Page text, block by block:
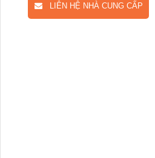
LIÊN HỆ NHÀ CUNG CẤP